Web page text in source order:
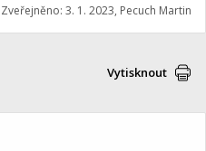
Zveřejněno: 3. 1. 2023, Pecuch Martin
Vytisknout